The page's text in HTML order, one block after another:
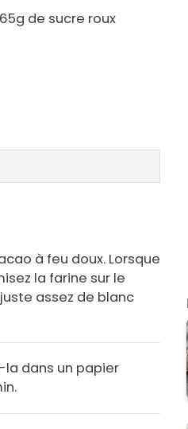
65g de sucre roux
à feu doux. Lorsque
la farine sur le
assez de blanc
la dans un papier